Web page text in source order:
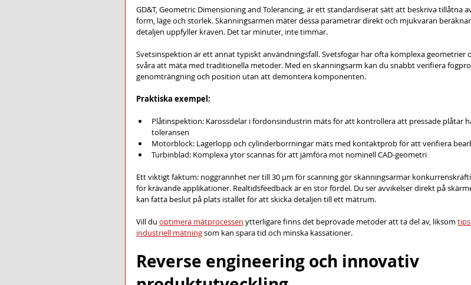
GD&T, Geometric Dimensioning and Tolerancing, är ett standardiserat sätt att beskriva tillåtna
form, läge och storlek. Skanningsarmen mäter dessa parametrar direkt och mjukvaran
detaljen uppfyller kraven. Det tar minuter, inte timmar.
Svetsinspektion är ett annat typiskt användningsfall. Svetsfogar har ofta komplexa geometrier
svåra att mäta med traditionella metoder. Med en skanningsarm kan du snabbt verifiera
genomträngning och position utan att demontera komponenten.
Praktiska exempel:
Plåtinspektion: Karossdelar i fordonsindustrin mäts för att kontrollera att pressade plåtar
toleransen
Motorblock: Lagerlopp och cylinderborrningar mäts med kontaktprob för att verifiera
Turbinblad: Komplexa ytor scannas för att jämföra mot nominell CAD-geometri
Ett viktigt faktum: noggrannhet ner till 30 μm för scanning gör skanningsarmar
för krävande applikationer. Realtidsfeedback är en stor fördel. Du ser avvikelser direkt på
kan fatta beslut på plats istället för att skicka detaljen till ett mätrum.
Vill du optimera mätprocessen ytterligare finns det beprövade metoder att ta del av, liksom
industriell mätning som kan spara tid och minska kassationer.
Reverse engineering och innovativ